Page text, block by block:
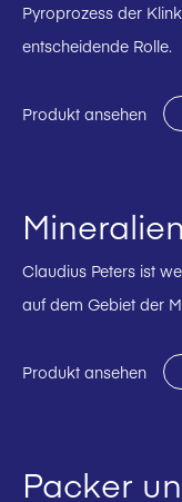
Pyroprozess der
entscheidende Rolle.
Produkt ansehen
Claudius Peters ist
auf dem Gebiet der
Produkt ansehen
Packer